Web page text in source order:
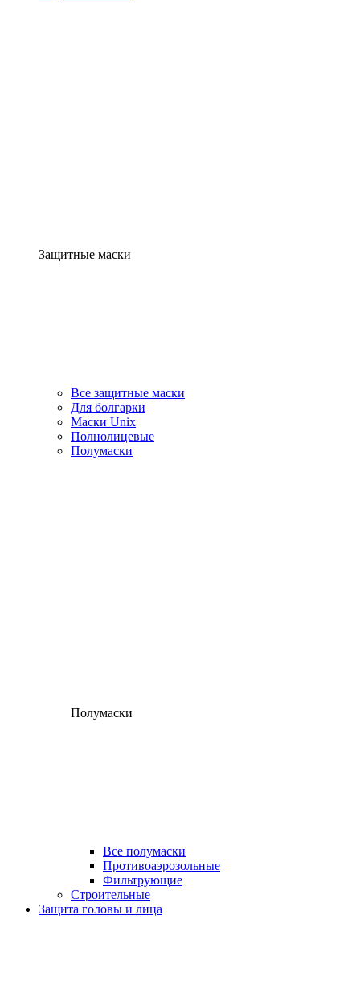
Защитные маски
Все защитные маски
Для болгарки
Маски Unix
Полнолицевые
Полумаски
Полумаски
Все полумаски
Противоаэрозольные
Фильтрующие
Строительные
Защита головы и лица